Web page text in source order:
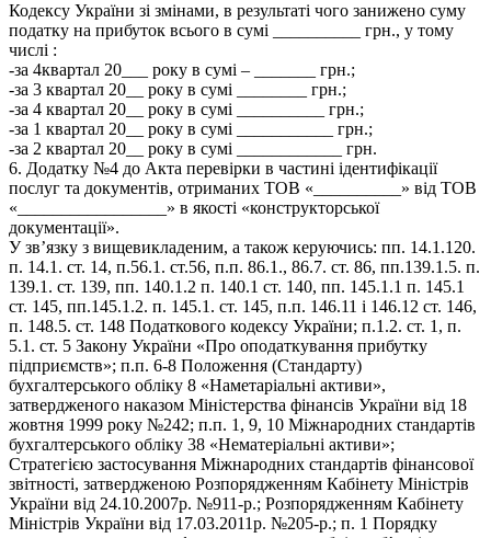
Кодексу України зі змінами, в результаті чого занижено суму
податку на прибуток всього в сумі __________ грн., у тому
числі :
-за 4квартал 20___ року в сумі – _______ грн.;
-за 3 квартал 20__ року в сумі ________ грн.;
-за 4 квартал 20__ року в сумі __________ грн.;
-за 1 квартал 20__ року в сумі ___________ грн.;
-за 2 квартал 20__ року в сумі ____________ грн.
6. Додатку №4 до Акта перевірки в частині ідентифікації
послуг та документів, отриманих ТОВ «__________» від ТОВ
«_________________» в якості «конструкторської
документації».
У зв’язку з вищевикладеним, а також керуючись: пп. 14.1.120.
п. 14.1. ст. 14, п.56.1. ст.56, п.п. 86.1., 86.7. ст. 86, пп.139.1.5. п.
139.1. ст. 139, пп. 140.1.2 п. 140.1 ст. 140, пп. 145.1.1 п. 145.1
ст. 145, пп.145.1.2. п. 145.1. ст. 145, п.п. 146.11 і 146.12 ст. 146,
п. 148.5. ст. 148 Податкового кодексу України; п.1.2. ст. 1, п.
5.1. ст. 5 Закону України «Про оподаткування прибутку
підприємств»; п.п. 6-8 Положення (Стандарту)
бухгалтерського обліку 8 «Наметаріальні активи»,
затвердженого наказом Міністерства фінансів України від 18
жовтня 1999 року №242; п.п. 1, 9, 10 Міжнародних стандартів
бухгалтерського обліку 38 «Нематеріальні активи»;
Стратегією застосування Міжнародних стандартів фінансової
звітності, затвердженою Розпорядженням Кабінету Міністрів
України від 24.10.2007р. №911-р.; Розпорядженням Кабінету
Міністрів України від 17.03.2011р. №205-р.; п. 1 Порядку